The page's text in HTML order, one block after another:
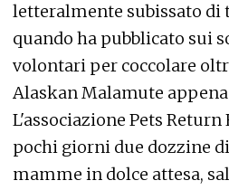
letteralmente subissato di
quando ha pubblicato sui
volontari per coccolare
Alaskan Malamute
L'associazione Pets Return
pochi giorni due dozzine
mamme in dolce attesa,